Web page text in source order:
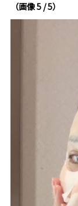
（画像 5 / 5）